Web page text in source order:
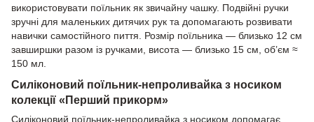
використовувати поїльник як звичайну чашку. Подвійні ручки
зручні для маленьких дитячих рук та допомагають розвивати
навички самостійного пиття. Розмір поїльника — близько 12 см
завширшки разом із ручками, висота — близько 15 см, об’єм ≈
150 мл.
Силіконовий поїльник-непроливайка з носиком
колекції «Перший прикорм»
Силіконовий поїльник-непроливайка з носиком допомагає